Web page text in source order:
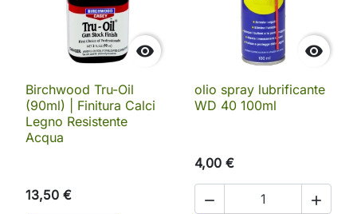

Birchwood Tru-Oil
(90ml) | Finitura Calci
Legno Resistente
Acqua
13,50 €

olio spray lubrificante
WD 40 100ml
4,00 €
 